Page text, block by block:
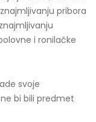
pribora
i ronilačke
svoje
bi bili predmet